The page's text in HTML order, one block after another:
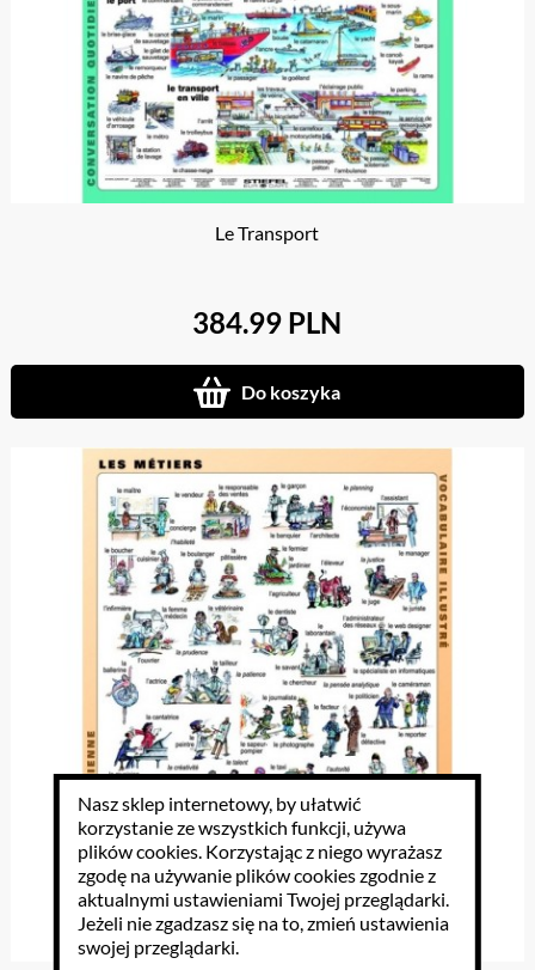
Le Transport
384.99 PLN
Do koszyka
Nasz sklep internetowy, by ułatwić
korzystanie ze wszystkich funkcji, używa
plików cookies. Korzystając z niego wyrażasz
zgodę na używanie plików cookies zgodnie z
aktualnymi ustawieniami Twojej przeglądarki.
Jeżeli nie zgadzasz się na to, zmień ustawienia
swojej przeglądarki.